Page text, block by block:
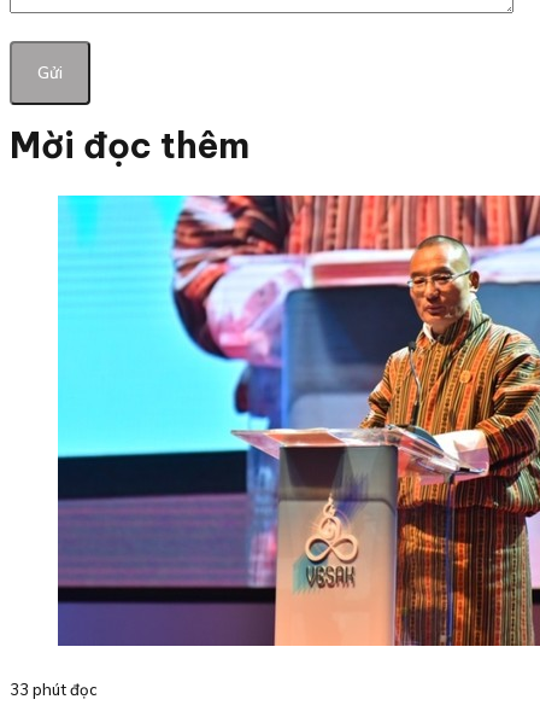
Mời đọc thêm
33 phút đọc